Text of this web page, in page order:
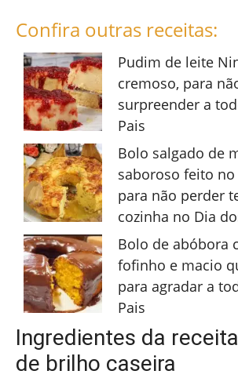
Confira outras receitas:
Pudim de leite
cremoso, para
surpreender a
Pais
Bolo salgado de
saboroso feito
para não perder
cozinha no Dia
Bolo de abóbora
fofinho e macio
para agradar a
Pais
Ingredientes da
de brilho caseira